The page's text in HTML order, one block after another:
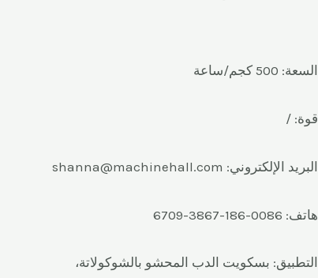
السعة: 500 كجم/ساعة
قوة: /
البريد الإلكتروني: shanna@machinehall.com
هاتف: 0086-186-3867-6709
التطبيق: بسكويت الدب المحشو بالشوكولاتة،